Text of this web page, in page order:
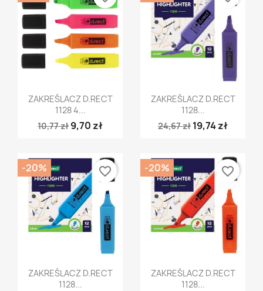
Szybki podgląd
ZAKREŚLACZ D.RECT
1128 4...
10,77 zł 9,70 zł
Szybki podgląd
ZAKREŚLACZ D.RECT
1128...
24,67 zł 19,74 zł
Szybki podgląd
ZAKREŚLACZ D.RECT
1128...
-20% favorite_border
Szybki podgląd
ZAKREŚLACZ D.RECT
1128...
-20% favorite_border